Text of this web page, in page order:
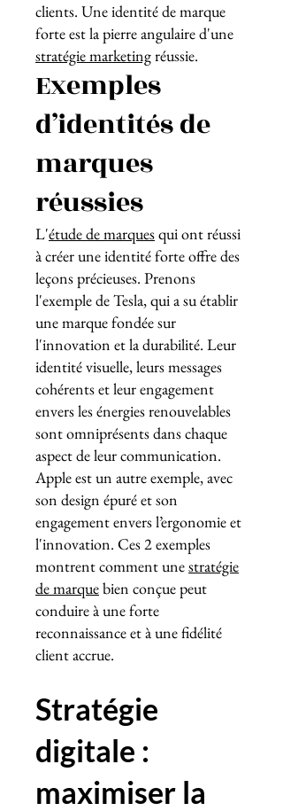
clients. Une identité de marque
forte est la pierre angulaire d'une
stratégie marketingréussie.
Exemples
d’identités de
marques
réussies
L'étude de marquesqui ont réussi
à créer une identité forte offre des
leçons précieuses. Prenons
l'exemple de Tesla, qui a su établir
une marque fondée sur
l'innovation et la durabilité. Leur
identité visuelle, leurs messages
cohérents et leur engagement
envers les énergies renouvelables
sont omniprésents dans chaque
aspect de leur communication.
Apple est un autre exemple, avec
son design épuré et son
engagement envers l’ergonomie et
l'innovation. Ces 2 exemples
montrent comment unestratégie
de marquebien conçue peut
conduire à une forte
reconnaissance et à une fidélité
client accrue.
Stratégie
digitale :
maximiser la